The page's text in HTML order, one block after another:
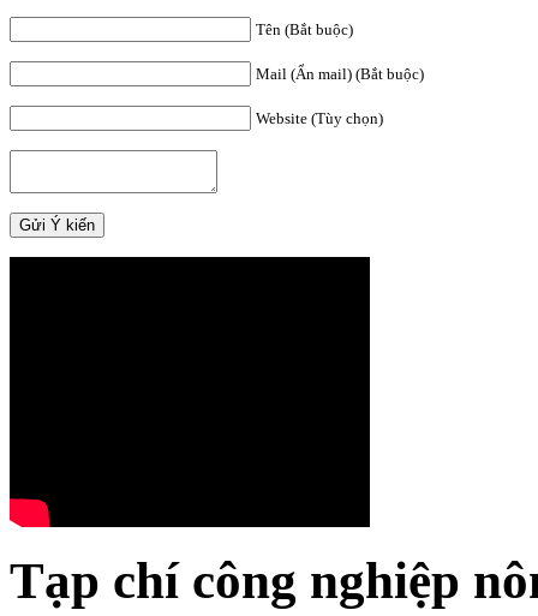
Tên (Bắt buộc)
Mail (Ẩn mail) (Bắt buộc)
Website (Tùy chọn)
Tạp chí công nghiệp